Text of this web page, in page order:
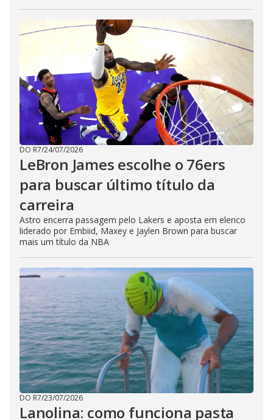
DO R7/24/07/2026
LeBron James escolhe o 76ers
para buscar último título da
carreira
Astro encerra passagem pelo Lakers e aposta em elenco
liderado por Embiid, Maxey e Jaylen Brown para buscar
mais um título da NBA
DO R7/23/07/2026
Lanolina: como funciona pasta